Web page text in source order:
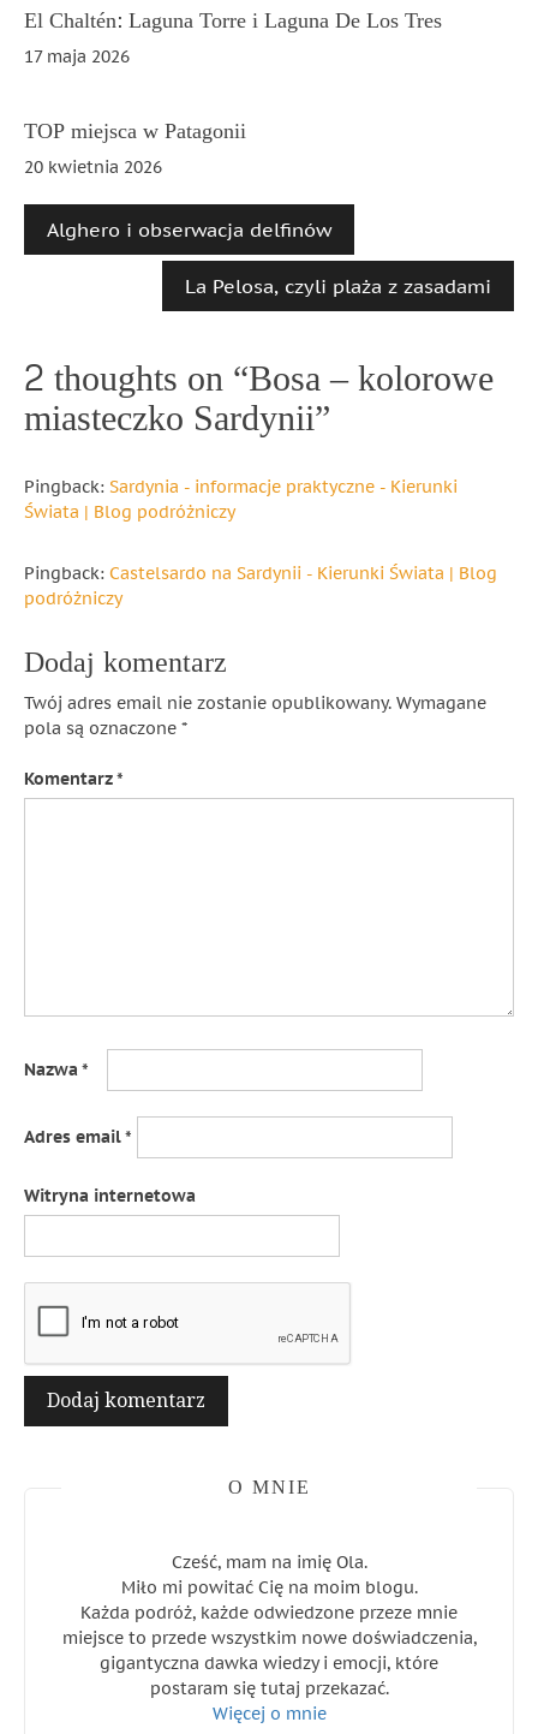
El Chaltén: Laguna Torre i Laguna De Los Tres
17 maja 2026
TOP miejsca w Patagonii
20 kwietnia 2026
Alghero i obserwacja delfinów
La Pelosa, czyli plaża z zasadami
2 thoughts on “Bosa – kolorowe
miasteczko Sardynii”
Pingback: Sardynia - informacje praktyczne - Kierunki
Świata | Blog podróżniczy
Pingback: Castelsardo na Sardynii - Kierunki Świata | Blog
podróżniczy
Dodaj komentarz
Twój adres email nie zostanie opublikowany. Wymagane
pola są oznaczone *
Komentarz*
Nazwa*
Adres email*
Witryna internetowa
O MNIE
Cześć, mam na imię Ola.
Miło mi powitać Cię na moim blogu.
Każda podróż, każde odwiedzone przeze mnie
miejsce to przede wszystkim nowe doświadczenia,
gigantyczna dawka wiedzy i emocji, które
postaram się tutaj przekazać.
Więcej o mnie